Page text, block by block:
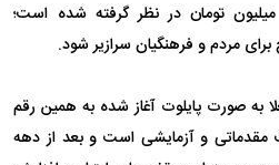
ولی برای معلمان ۱۰۰ میلیون تومان در نظر گرفته شده است؛
مردم و فرهنگیان سرازیر شود.
به صورت پایلوت آغاز شده به همین رقم
و آزمایشی است و بعد از دهه